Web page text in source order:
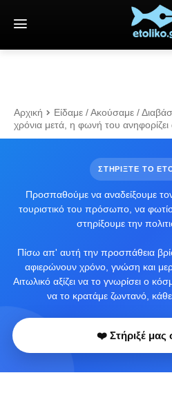
Αρχική Είδαμε / Ακούσαμε /
χρόνια μετά, η φωνή του
ΣΤΗΡΙΞΤΕ ΤΟ
Προσπαθούμε να αναδείξουμε
τουριστικό του πρόσωπο, να
στηρίξουμε την
Πίσω απ' αυτή την προσπάθεια
αφιερώνουν χρόνο, γνώση και
Αιτωλικό αξίζει να το γνωρίσει ο
να το κρατάμε ζωντανό,
❤️ Στήριξέ μας